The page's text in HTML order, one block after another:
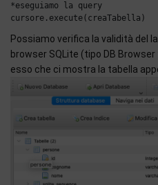
*eseguiamo la query
Possiamo verifica la validità del
browser SQLite (tipo DB
esso che ci mostra la tabella